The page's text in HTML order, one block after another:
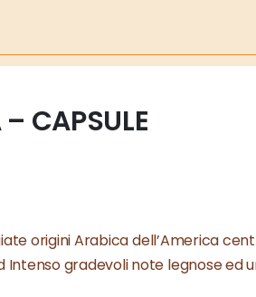
CAPSULE
origini Arabica dell’America
gradevoli note legnose ed